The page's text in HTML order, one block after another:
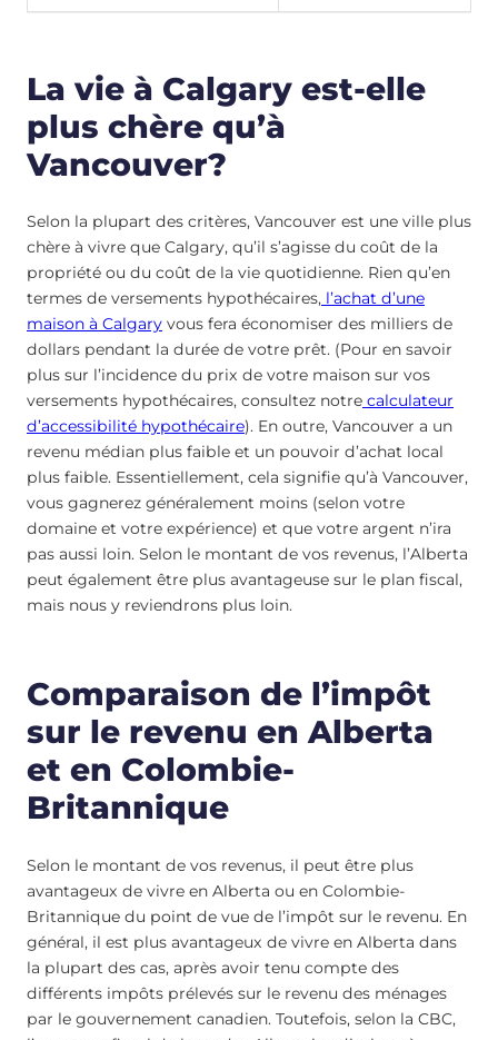
La vie à Calgary est-elle
plus chère qu’à
Vancouver?
Selon la plupart des critères, Vancouver est une ville plus
chère à vivre que Calgary, qu’il s’agisse du coût de la
propriété ou du coût de la vie quotidienne. Rien qu’en
termes de versements hypothécaires, l’achat d’une
maison à Calgary vous fera économiser des milliers de
dollars pendant la durée de votre prêt. (Pour en savoir
plus sur l’incidence du prix de votre maison sur vos
versements hypothécaires, consultez notre calculateur
d’accessibilité hypothécaire). En outre, Vancouver a un
revenu médian plus faible et un pouvoir d’achat local
plus faible. Essentiellement, cela signifie qu’à Vancouver,
vous gagnerez généralement moins (selon votre
domaine et votre expérience) et que votre argent n’ira
pas aussi loin. Selon le montant de vos revenus, l’Alberta
peut également être plus avantageuse sur le plan fiscal,
mais nous y reviendrons plus loin.
Comparaison de l’impôt
sur le revenu en Alberta
et en Colombie-
Britannique
Selon le montant de vos revenus, il peut être plus
avantageux de vivre en Alberta ou en Colombie-
Britannique du point de vue de l’impôt sur le revenu. En
général, il est plus avantageux de vivre en Alberta dans
la plupart des cas, après avoir tenu compte des
différents impôts prélevés sur le revenu des ménages
par le gouvernement canadien. Toutefois, selon la CBC,